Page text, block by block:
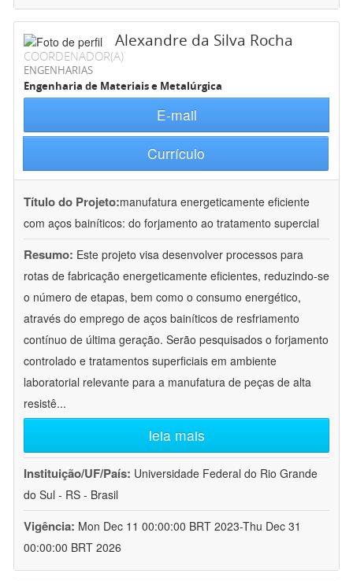
Alexandre da Silva Rocha
COORDENADOR(A)
ENGENHARIAS
Engenharia de Materiais e Metalúrgica
E-mail
Currículo
Título do Projeto:manufatura energeticamente eficiente
com aços bainíticos: do forjamento ao tratamento supercial
Resumo: Este projeto visa desenvolver processos para
rotas de fabricação energeticamente eficientes, reduzindo-se
o número de etapas, bem como o consumo energético,
através do emprego de aços bainíticos de resfriamento
contínuo de última geração. Serão pesquisados o forjamento
controlado e tratamentos superficiais em ambiente
laboratorial relevante para a manufatura de peças de alta
resistê...
leia mais
Instituição/UF/País: Universidade Federal do Rio Grande
do Sul - RS - Brasil
Vigência: Mon Dec 11 00:00:00 BRT 2023-Thu Dec 31
00:00:00 BRT 2026